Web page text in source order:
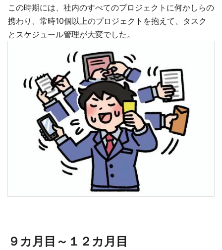
この時期には、社内のすべてのプロジェクトに何かしらの
携わり、常時10個以上のプロジェクトを抱えて、タスク
とスケジュール管理が大変でした。
９カ月目～１２カ月目